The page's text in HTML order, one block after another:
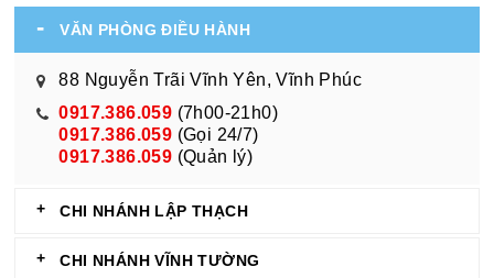
VĂN PHÒNG ĐIỀU HÀNH
88 Nguyễn Trãi Vĩnh Yên, Vĩnh Phúc
0917.386.059 (7h00-21h0)
0917.386.059 (Gọi 24/7)
0917.386.059 (Quản lý)
CHI NHÁNH LẬP THẠCH
CHI NHÁNH VĨNH TƯỜNG